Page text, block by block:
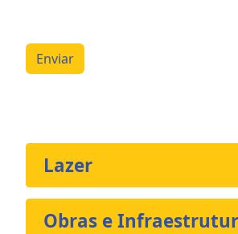
Enviar
Lazer
Obras e